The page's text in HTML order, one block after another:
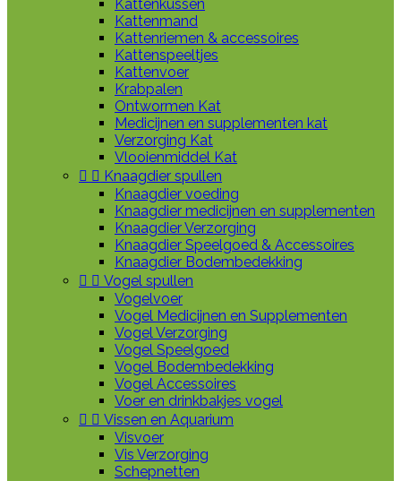
Kattenkussen
Kattenmand
Kattenriemen & accessoires
Kattenspeeltjes
Kattenvoer
Krabpalen
Ontwormen Kat
Medicijnen en supplementen kat
Verzorging Kat
Vlooienmiddel Kat
  Knaagdier spullen
Knaagdier voeding
Knaagdier medicijnen en supplementen
Knaagdier Verzorging
Knaagdier Speelgoed & Accessoires
Knaagdier Bodembedekking
  Vogel spullen
Vogelvoer
Vogel Medicijnen en Supplementen
Vogel Verzorging
Vogel Speelgoed
Vogel Bodembedekking
Vogel Accessoires
Voer en drinkbakjes vogel
  Vissen en Aquarium
Visvoer
Vis Verzorging
Schepnetten